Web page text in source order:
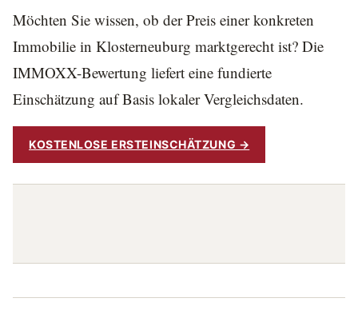
Möchten Sie wissen, ob der Preis einer konkreten
Immobilie in Klosterneuburg marktgerecht ist? Die
IMMOXX-Bewertung liefert eine fundierte
Einschätzung auf Basis lokaler Vergleichsdaten.
KOSTENLOSE ERSTEINSCHÄTZUNG →